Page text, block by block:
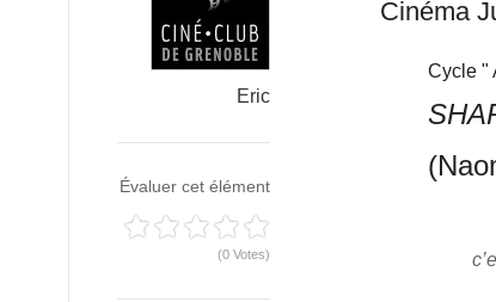
Eric
Évaluer cet élément
(0 Votes)
Cinéma
Cycle "